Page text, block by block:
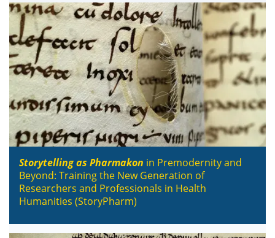
Storytelling as Pharmakon in Premodernity and
Beyond: Training the New Generation of
Researchers and Professionals in Health
Humanities (StoryPharm)